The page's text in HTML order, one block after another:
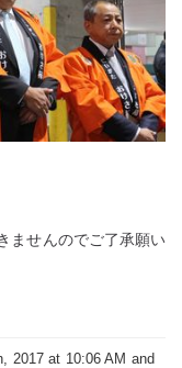
ませんのでご了承願い
2017 at 10:06 AM and